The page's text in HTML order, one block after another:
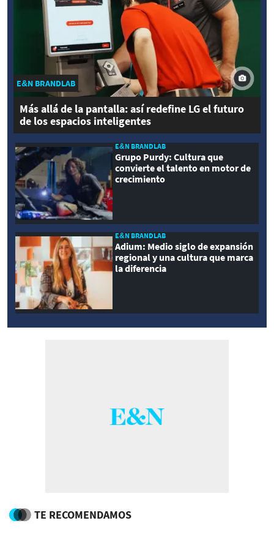
E&N BRANDLAB
Más allá de la pantalla: así redefine LG el futuro
de los espacios inteligentes
E&N BRANDLAB
Grupo Purdy: Cultura que
convierte el talento en motor de
crecimiento
E&N BRANDLAB
Adium: Medio siglo de expansión
regional y una cultura que marca
la diferencia
TE RECOMENDAMOS